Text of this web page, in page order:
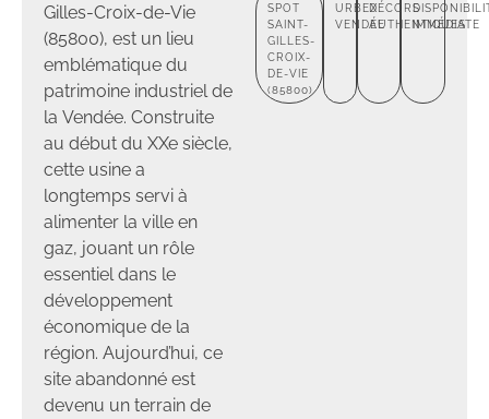
Gilles-Croix-de-Vie
(85800), est un lieu
emblématique du
patrimoine industriel de
la Vendée. Construite
au début du XXe siècle,
cette usine a
longtemps servi à
alimenter la ville en
gaz, jouant un rôle
essentiel dans le
développement
économique de la
région. Aujourd’hui, ce
site abandonné est
devenu un terrain de
SPOT
SAINT-
GILLES-
CROIX-
DE-VIE
(85800)
URBEX
VENDÉE
DÉCORS
AUTHENTIQUES
IMMÉDIATE